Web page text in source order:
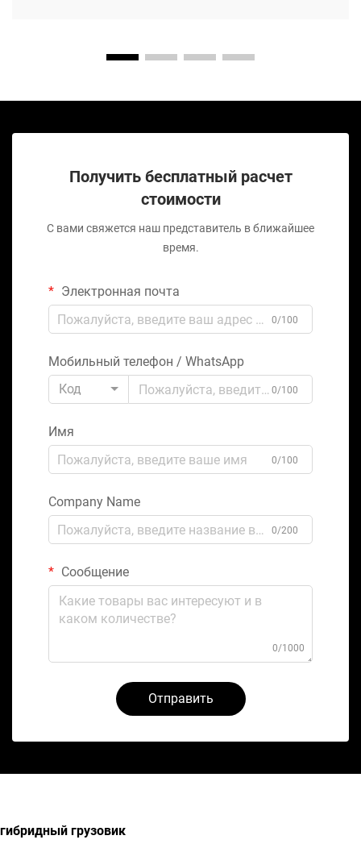
Получить бесплатный расчет
стоимости
С вами свяжется наш представитель в ближайшее
время.
Электронная почта
0/100
Мобильный телефон / WhatsApp
Код
0/100
Имя
0/100
Company Name
0/200
Сообщение
0/1000
Отправить
гибридный грузовик